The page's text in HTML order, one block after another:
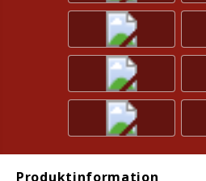
Produktinformation